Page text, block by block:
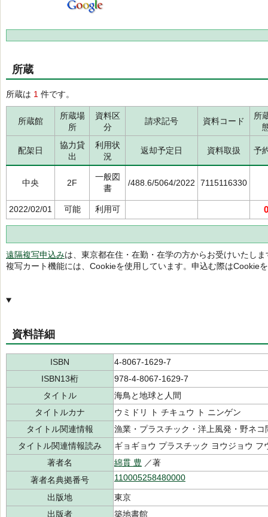
所蔵
所蔵は 1 件です。
所蔵館
所蔵場
所
資料区
分
請求記号 資料コード
所
配架日
協力貸
出
利用状
況
返却予定日 資料取扱 予
中央 2F
一般図
書
/488.6/5064/2022 7115116330
2022/02/01 可能 利用可 0
遠隔複写申込みは、東京都在住・在勤・在学の方からお受けいたしま
複写カート機能には、Cookieを使用しています。申込む際はCookie
資料詳細
ISBN
4-8067-1629-7
ISBN13桁
978-4-8067-1629-7
タイトル
海鳥と地球と人間
タイトルカナ
ウミドリ ト チキュウ ト ニンゲン
タイトル関連情報
漁業・プラスチック・洋上風発・野ネコ
タイトル関連情報読み
ギョギョウ プラスチック ヨウジョウ
著者名
綿貫 豊 ／著
著者名典拠番号
110005258480000
出版地
東京
出版者
築地書館